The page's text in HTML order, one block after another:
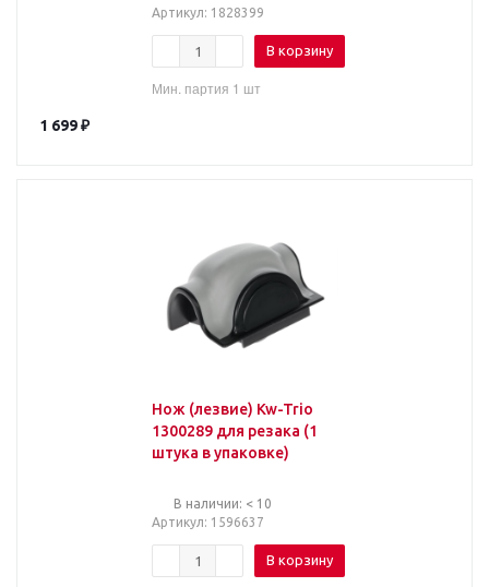
Артикул: 1828399
В корзину
Мин. партия 1 шт
1 699₽
Нож (лезвие) Kw-Trio
1300289 для резака (1
штука в упаковке)
В наличии: < 10
Артикул: 1596637
В корзину